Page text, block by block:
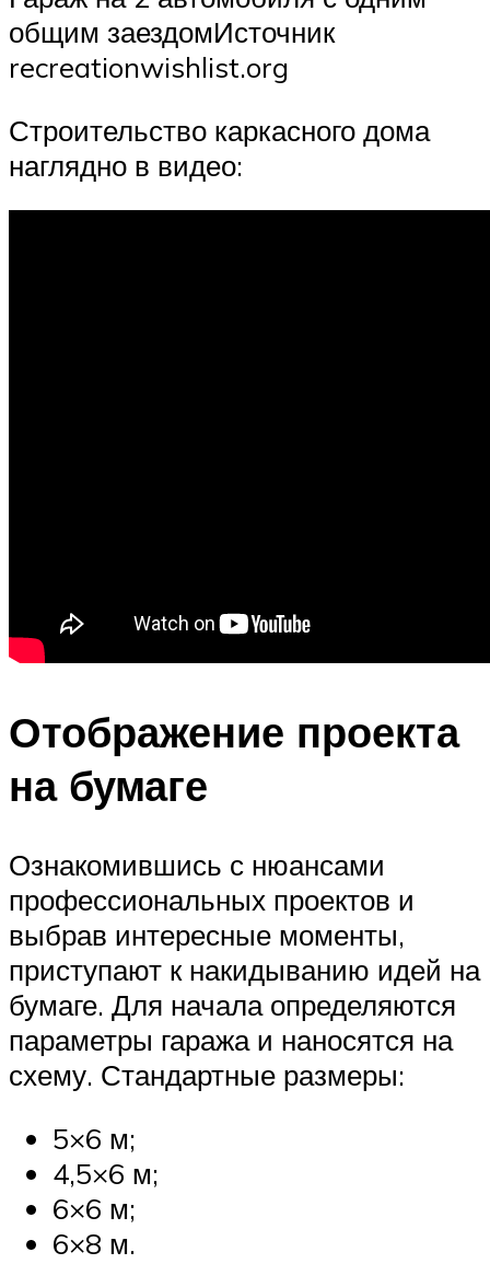
общим заездомИсточник
recreationwishlist.org
Строительство каркасного дома
наглядно в видео:
Отображение проекта
на бумаге
Ознакомившись с нюансами
профессиональных проектов и
выбрав интересные моменты,
приступают к накидыванию идей на
бумаге. Для начала определяются
параметры гаража и наносятся на
схему. Стандартные размеры:
5×6 м;
4,5×6 м;
6×6 м;
6×8 м.